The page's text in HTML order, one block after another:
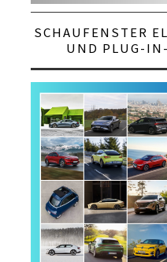
SCHAUFENSTER
UND PLUG-